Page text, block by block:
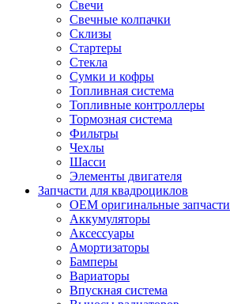
Свечи
Свечные колпачки
Склизы
Стартеры
Стекла
Сумки и кофры
Топливная система
Топливные контроллеры
Тормозная система
Фильтры
Чехлы
Шасси
Элементы двигателя
Запчасти для квадроциклов
OEM оригинальные запчасти
Аккумуляторы
Аксессуары
Амортизаторы
Бамперы
Вариаторы
Впускная система